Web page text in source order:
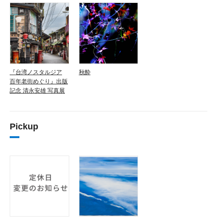
『台湾ノスタルジア
百年老街めぐり』出版
記念 清永安雄 写真展
秋酔
Pickup